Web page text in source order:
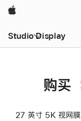
Apple
Studio Display
购买
27 英寸 5K 视网膜